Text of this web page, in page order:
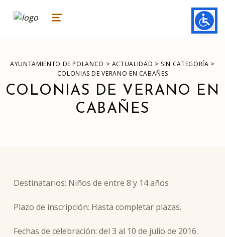
ayuntamiento de polanco
AYUNTAMIENTO DE POLANCO MENU
AYUNTAMIENTO DE POLANCO > ACTUALIDAD > SIN CATEGORÍA >
COLONIAS DE VERANO EN CABAÑES
COLONIAS DE VERANO EN
CABAÑES
Destinatarios: Niños de entre 8 y 14 años
Plazo de inscripción: Hasta completar plazas.
Fechas de celebración: del 3 al 10 de julio de 2016.